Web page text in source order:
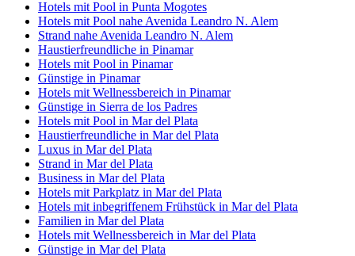
Hotels mit Pool in Punta Mogotes
Hotels mit Pool nahe Avenida Leandro N. Alem
Strand nahe Avenida Leandro N. Alem
Haustierfreundliche in Pinamar
Hotels mit Pool in Pinamar
Günstige in Pinamar
Hotels mit Wellnessbereich in Pinamar
Günstige in Sierra de los Padres
Hotels mit Pool in Mar del Plata
Haustierfreundliche in Mar del Plata
Luxus in Mar del Plata
Strand in Mar del Plata
Business in Mar del Plata
Hotels mit Parkplatz in Mar del Plata
Hotels mit inbegriffenem Frühstück in Mar del Plata
Familien in Mar del Plata
Hotels mit Wellnessbereich in Mar del Plata
Günstige in Mar del Plata